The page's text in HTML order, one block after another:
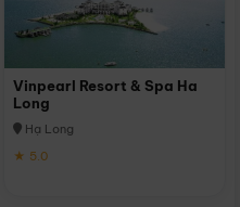
Vinpearl Resort & Spa Ha
Long
Hạ Long
★ 5.0